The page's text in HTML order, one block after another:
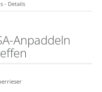
- Details
Anpaddeln